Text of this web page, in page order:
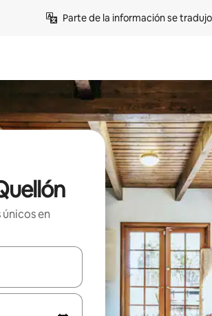
Parte de la información se
en
navegá con las teclas de flecha hacia